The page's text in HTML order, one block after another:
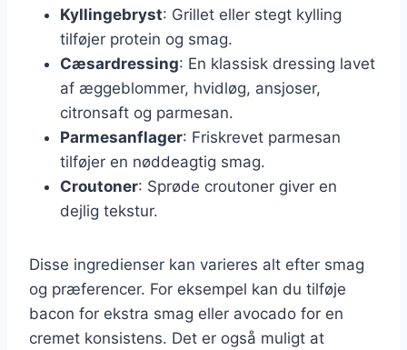
Kyllingebryst: Grillet eller stegt kylling
tilføjer protein og smag.
Cæsardressing: En klassisk dressing lavet
af æggeblommer, hvidløg, ansjoser,
citronsaft og parmesan.
Parmesanflager: Friskrevet parmesan
tilføjer en nøddeagtig smag.
Croutoner: Sprøde croutoner giver en
dejlig tekstur.
Disse ingredienser kan varieres alt efter smag
og præferencer. For eksempel kan du tilføje
bacon for ekstra smag eller avocado for en
cremet konsistens. Det er også muligt at